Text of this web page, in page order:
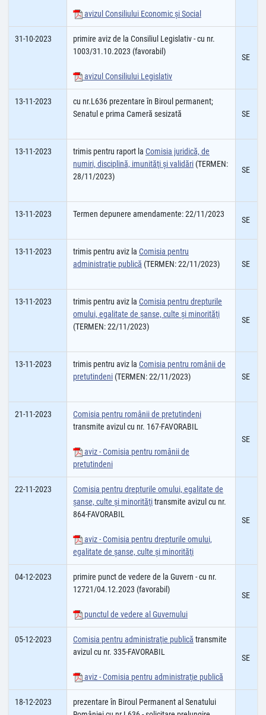
avizul Consiliului Economic şi Social
31-10-2023
primire aviz de la Consiliul Legislativ - cu nr.
1003/31.10.2023 (favorabil)
avizul Consiliului Legislativ
SE
13-11-2023
cu nr.L636 prezentare în Biroul permanent;
Senatul e prima Cameră sesizată
SE
13-11-2023 trimis pentru raport la Comisia juridică, de
numiri, disciplină, imunităţi şi validări (TERMEN:
28/11/2023)
SE
13-11-2023 Termen depunere amendamente: 22/11/2023
SE
13-11-2023 trimis pentru aviz la Comisia pentru
administraţie publică (TERMEN: 22/11/2023) SE
13-11-2023 trimis pentru aviz la Comisia pentru drepturile
omului, egalitate de şanse, culte şi minorităţi
(TERMEN: 22/11/2023)
SE
13-11-2023 trimis pentru aviz la Comisia pentru românii de
pretutindeni (TERMEN: 22/11/2023) SE
21-11-2023
Comisia pentru românii de pretutindeni
transmite avizul cu nr. 167-FAVORABIL
aviz - Comisia pentru românii de
pretutindeni
SE
22-11-2023
Comisia pentru drepturile omului, egalitate de
șanse, culte şi minorităţitransmite avizul cu nr.
864-FAVORABIL
aviz - Comisia pentru drepturile omului,
egalitate de şanse, culte şi minorităţi
SE
04-12-2023
primire punct de vedere de la Guvern - cu nr.
12721/04.12.2023 (favorabil)
punctul de vedere al Guvernului
SE
05-12-2023 Comisia pentru administraţie publică transmite
avizul cu nr. 335-FAVORABIL
aviz - Comisia pentru administraţie publică
SE
18-12-2023
prezentare în Biroul Permanent al Senatului